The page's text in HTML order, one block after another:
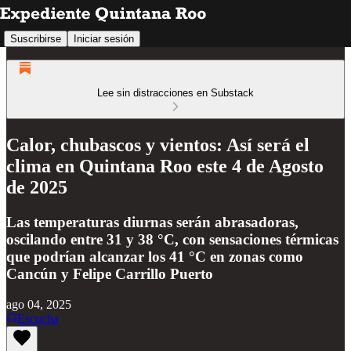
Suscribirse Iniciar sesión
Lee sin distracciones en Substack
Calor, chubascos y vientos: Así será el
clima en Quintana Roo este 4 de Agosto
de 2025
Las temperaturas diurnas serán abrasadoras,
oscilando entre 31 y 38 °C, con sensaciones térmicas
que podrían alcanzar los 41 °C en zonas como
Cancún y Felipe Carrillo Puerto
ago 04, 2025
Escucha